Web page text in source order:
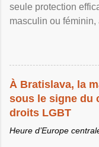
seule protection
masculin ou féminin,
À Bratislava, la
sous le signe du
droits LGBT
Heure d’Europe